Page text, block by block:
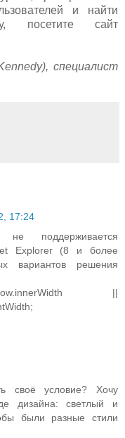
и найти
посетите сайт
специалист
17:24
не поддерживается
Explorer (8 и более
вариантов решения
||
своё условие? Хочу
дизайна: светлый и
были разные стили